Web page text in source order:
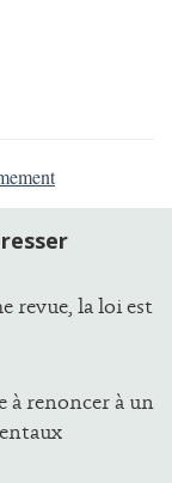
revue, la loi est
à renoncer à un